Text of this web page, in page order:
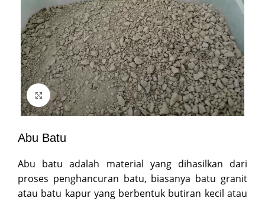
Click to enlarge
Abu Batu
Abu batu adalah material yang dihasilkan dari
proses penghancuran batu, biasanya batu granit
atau batu kapur yang berbentuk butiran kecil atau